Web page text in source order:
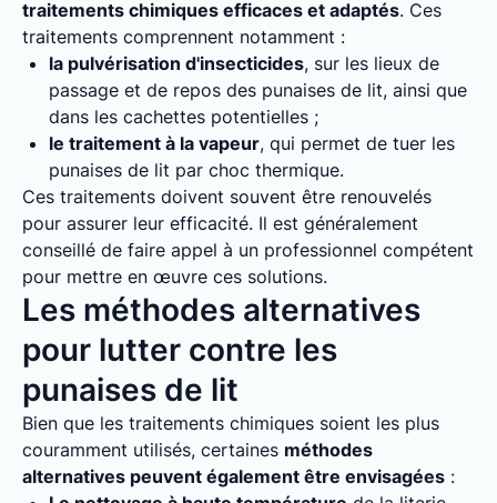
traitements chimiques efficaces et adaptés. Ces
traitements comprennent notamment :
la pulvérisation d'insecticides, sur les lieux de
passage et de repos des punaises de lit, ainsi que
dans les cachettes potentielles ;
le traitement à la vapeur, qui permet de tuer les
punaises de lit par choc thermique.
Ces traitements doivent souvent être renouvelés
pour assurer leur efficacité. Il est généralement
conseillé de faire appel à un professionnel compétent
pour mettre en œuvre ces solutions.
Les méthodes alternatives
pour lutter contre les
punaises de lit
Bien que les traitements chimiques soient les plus
couramment utilisés, certaines méthodes
alternatives peuvent également être envisagées :